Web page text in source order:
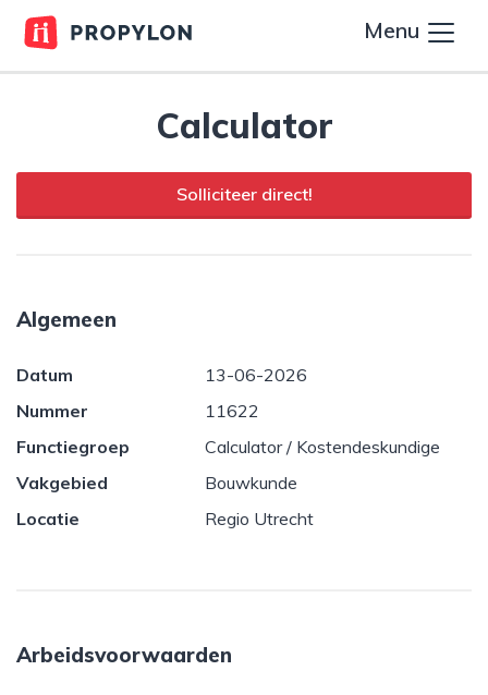
Menu
Calculator
Solliciteer direct!
Algemeen
Datum
13-06-2026
Nummer
11622
Functiegroep
Calculator / Kostendeskundige
Vakgebied
Bouwkunde
Locatie
Regio Utrecht
Arbeidsvoorwaarden